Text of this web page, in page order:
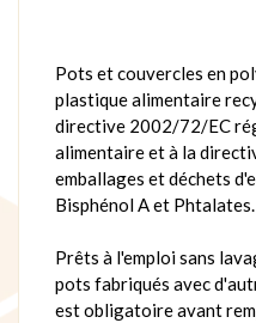
Pots et couvercles en
plastique alimentaire
directive 2002/72/EC
alimentaire et à la
emballages et déchets
Bisphénol A et Phtalates.
Prêts à l'emploi sans
pots fabriqués avec
est obligatoire avant